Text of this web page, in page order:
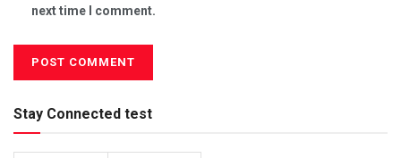
next time I comment.
Stay Connected test